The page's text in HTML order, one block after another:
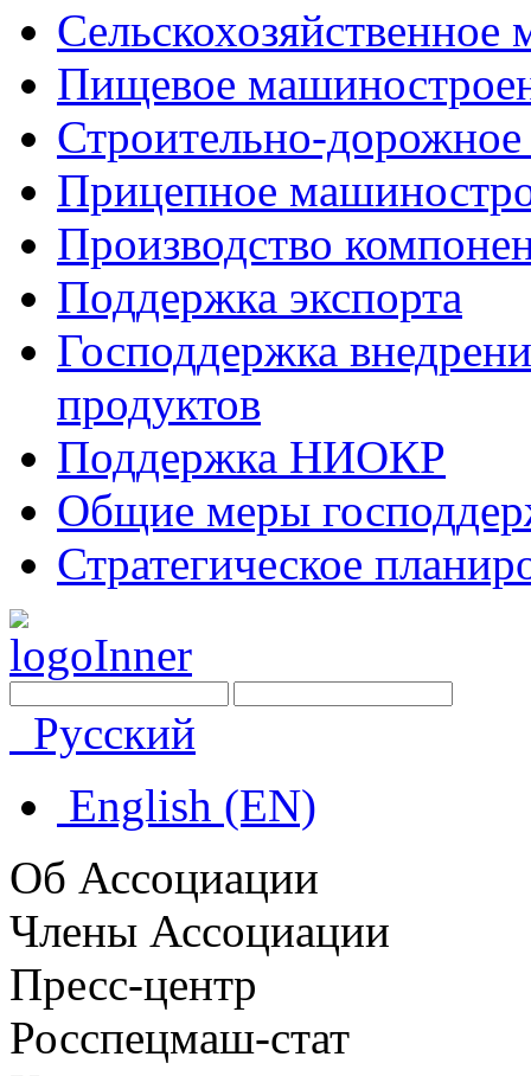
Пищевое
Строительно-
Прицепное
Производство
Поддержка экспорта
Господдержка
продуктов
Поддержка НИОКР
Общие меры
Стратегическое
Русский
English (EN)
Об Ассоциации
Члены Ассоциации
Пресс-центр
Росспецмаш-стат